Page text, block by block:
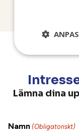
Lämna dina
Namn (Obligatoriskt)